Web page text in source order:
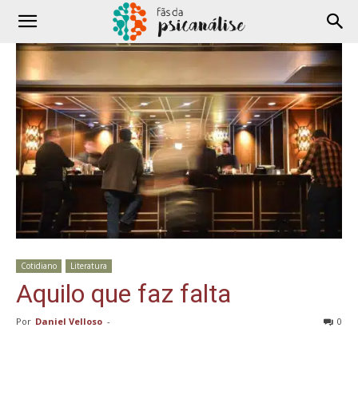
Cotidiano Literatura
Aquilo que faz falta
Por Daniel Velloso - 0